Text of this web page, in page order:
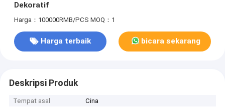
Dekoratif
Harga：100000RMB/PCS MOQ：1
Harga terbaik bicara sekarang
Deskripsi Produk
Tempat asal
Cina